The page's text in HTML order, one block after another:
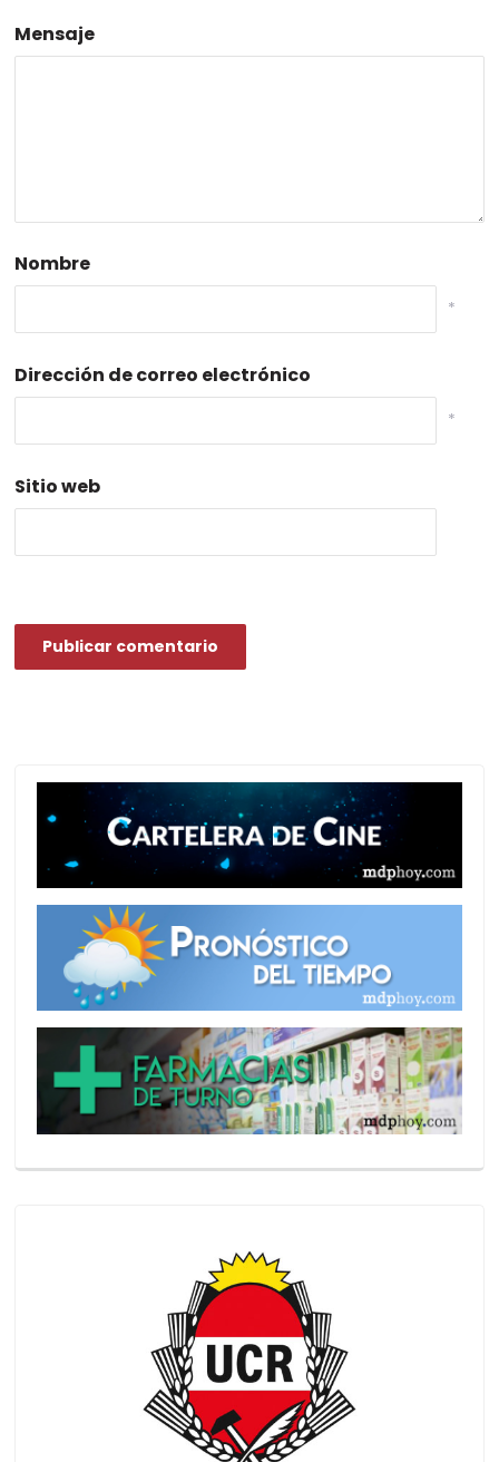
Mensaje
Nombre
*
Dirección de correo electrónico
*
Sitio web